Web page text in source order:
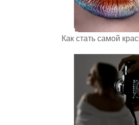
Как стать самой